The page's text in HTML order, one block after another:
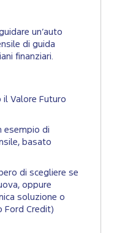
un’auto
di guida
finanziari.
il Valore Futuro
esempio di
basato
di scegliere se
oppure
soluzione o
Ford Credit)